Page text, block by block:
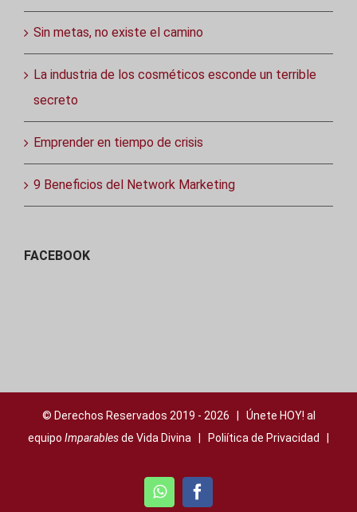
Sin metas, no existe el camino
La industria de los cosméticos esconde un terrible
secreto
Emprender en tiempo de crisis
9 Beneficios del Network Marketing
FACEBOOK
© Derechos Reservados 2019 - 2026 | Únete HOY! al
equipo Imparablesde Vida Divina | Poliítica de Privacidad
WhatsAppFacebook